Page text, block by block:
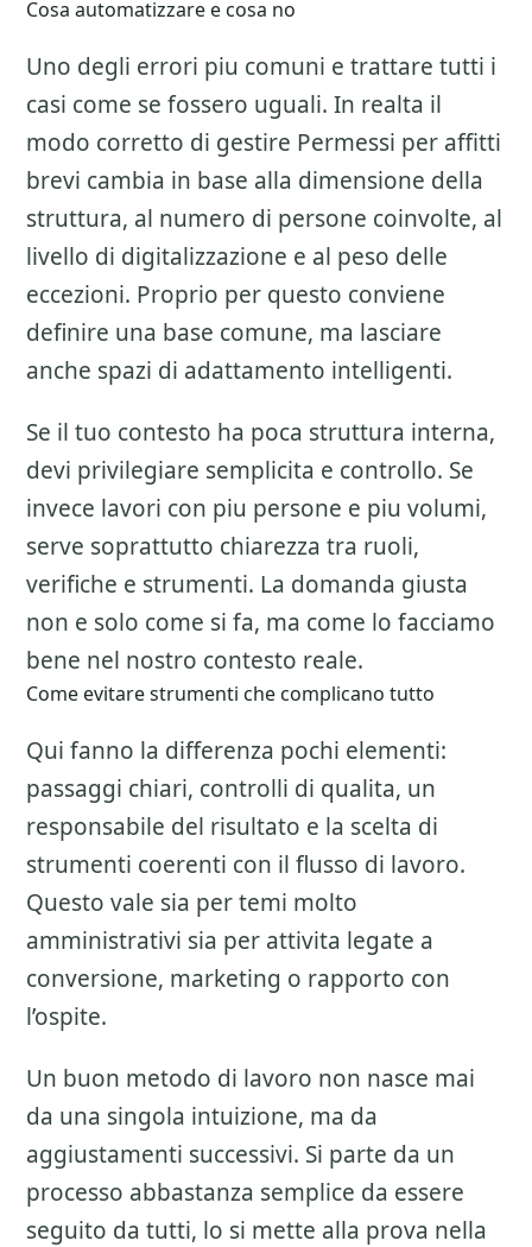
Cosa automatizzare e cosa no
Uno degli errori piu comuni e trattare tutti i
casi come se fossero uguali. In realta il
modo corretto di gestire Permessi per affitti
brevi cambia in base alla dimensione della
struttura, al numero di persone coinvolte, al
livello di digitalizzazione e al peso delle
eccezioni. Proprio per questo conviene
definire una base comune, ma lasciare
anche spazi di adattamento intelligenti.
Se il tuo contesto ha poca struttura interna,
devi privilegiare semplicita e controllo. Se
invece lavori con piu persone e piu volumi,
serve soprattutto chiarezza tra ruoli,
verifiche e strumenti. La domanda giusta
non e solo come si fa, ma come lo facciamo
bene nel nostro contesto reale.
Come evitare strumenti che complicano tutto
Qui fanno la differenza pochi elementi:
passaggi chiari, controlli di qualita, un
responsabile del risultato e la scelta di
strumenti coerenti con il flusso di lavoro.
Questo vale sia per temi molto
amministrativi sia per attivita legate a
conversione, marketing o rapporto con
l’ospite.
Un buon metodo di lavoro non nasce mai
da una singola intuizione, ma da
aggiustamenti successivi. Si parte da un
processo abbastanza semplice da essere
seguito da tutti, lo si mette alla prova nella